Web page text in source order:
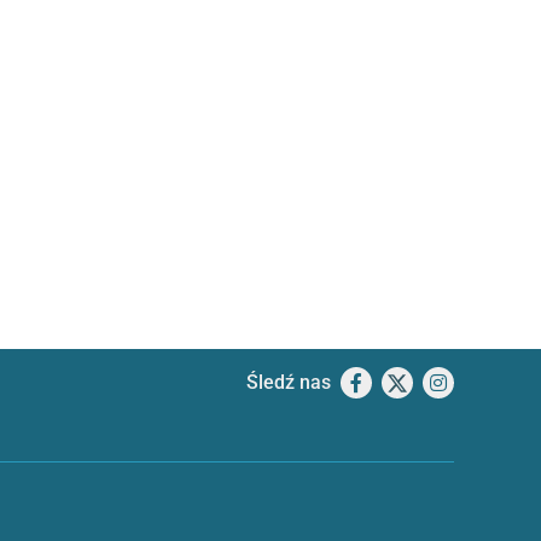
Śledź nas Facebook
X Instagram